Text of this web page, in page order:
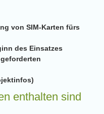
von SIM-Karten fürs
des Einsatzes
enthalten sind